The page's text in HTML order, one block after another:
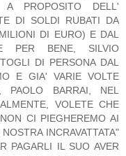
A PROPOSITO DELL'
DI SOLDI RUBATI DA
DI EURO) E DAL
PER BENE, SILVIO
DI PERSONA DAL
E GIA' VARIE VOLTE
PAOLO BARRAI, NEL
VOLETE CHE
CI PIEGHEREMO AI
INCRAVATTATA"
PAGARLI IL SUO AVER